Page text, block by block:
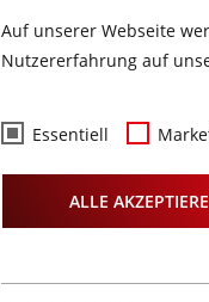
Auf unserer Webseite
Nutzererfahrung auf
Essentiell
ALLE